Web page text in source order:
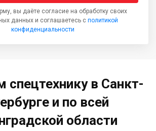
вы даёте согласие на обработку своих
данных и соглашаетесь с политикой
конфиденциальности
спецтехнику в Санкт-
и по всей
области